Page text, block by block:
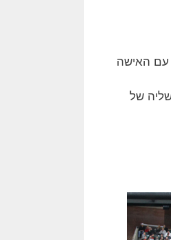
עם האישה
של